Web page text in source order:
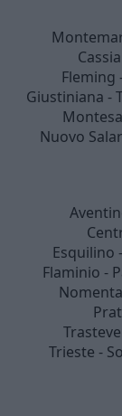
Fleming
Giustiniana -
Nuovo
Esquilino
Flaminio -
Trieste -